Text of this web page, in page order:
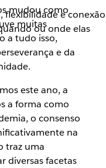
flexibilidade e conexão
ou onde elas
mudou como
muitas
a tudo isso,
e da
este ano, a
a forma como
o consenso
na
traz uma
diversas facetas